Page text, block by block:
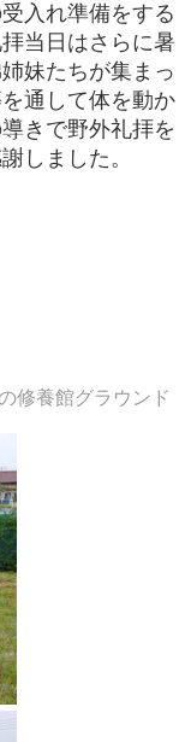
入れ準備をする
当日はさらに暑
妹たちが集まっ
通して体を動か
きで野外礼拝を
しました。
修養館グラウンド